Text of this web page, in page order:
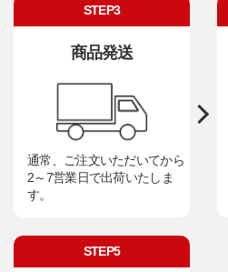
STEP3
商品発送
通常、ご注文いただいてから
2～7営業日で出荷いたしま
す。
STEP5